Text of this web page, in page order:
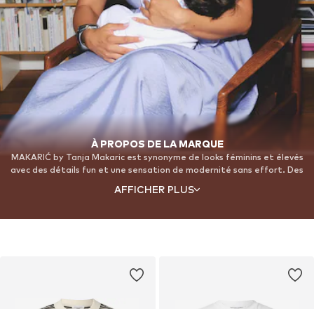
À PROPOS DE LA MARQUE
MAKARIĆ by Tanja Makaric est synonyme de looks féminins et élevés
avec des détails fun et une sensation de modernité sans effort. Des
tous les jours et aux styles d'occasion, la marque allie confort,
naturellement bien habillées à chaque instant.
AFFICHER PLUS